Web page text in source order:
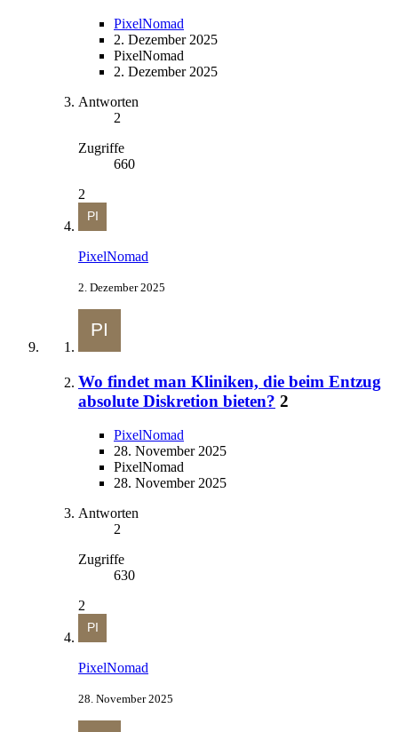
PixelNomad
2. Dezember 2025
PixelNomad
2. Dezember 2025
Antworten
2
Zugriffe
660
2
PixelNomad
2. Dezember 2025
Wo findet man Kliniken, die beim Entzug
absolute Diskretion bieten? 2
PixelNomad
28. November 2025
PixelNomad
28. November 2025
Antworten
2
Zugriffe
630
2
PixelNomad
28. November 2025